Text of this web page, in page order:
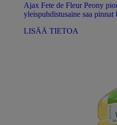
Ajax Fete de Fleur Peony
yleispuhdistusaine saa
LISÄÄ TIETOA